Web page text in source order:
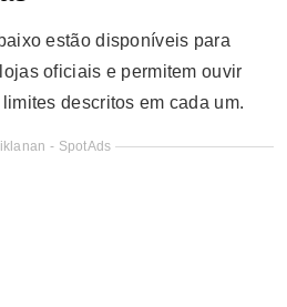
estão disponíveis para
oficiais e permitem ouvir
descritos em cada um.
- SpotAds